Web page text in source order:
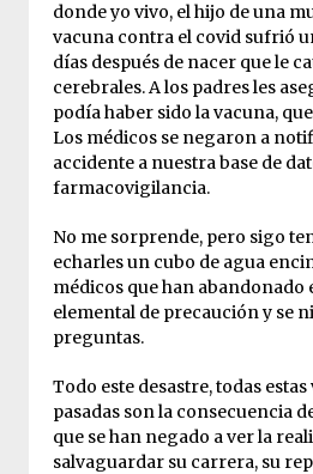
donde yo vivo, el hijo de una
vacuna contra el covid sufrió
días después de nacer que le
cerebrales. A los padres les
podía haber sido la vacuna,
Los médicos se negaron a
accidente a nuestra base de
farmacovigilancia.
No me sorprende, pero sigo
echarles un cubo de agua
médicos que han abandonado
elemental de precaución y se
preguntas.
Todo este desastre, todas
pasadas son la consecuencia
que se han negado a ver la
salvaguardar su carrera, su